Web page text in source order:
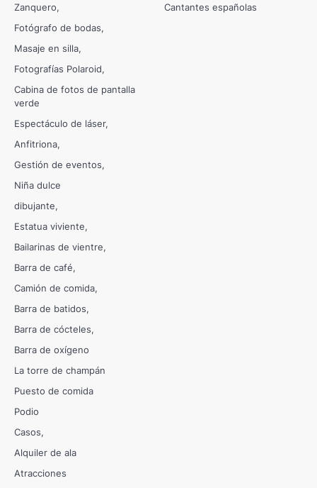
Zanquero
Fotógrafo de bodas
Masaje en silla
Fotografías Polaroid
Cabina de fotos de pantalla
verde
Espectáculo de láser
Anfitriona
Gestión de eventos
Niña dulce
dibujante
Estatua viviente
Bailarinas de vientre
Barra de café
Camión de comida
Barra de batidos
Barra de cócteles
Barra de oxígeno
La torre de champán
Puesto de comida
Podio
Casos
Alquiler de ala
Atracciones
Cantantes españolas